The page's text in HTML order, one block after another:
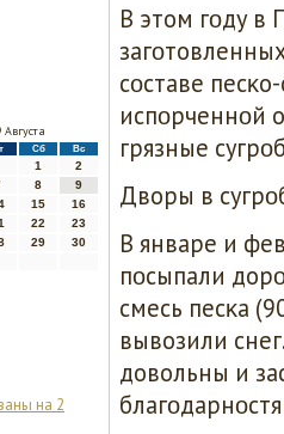
Сб Вс
1
2
8
9
15
16
22
23
29
30
на 2
В этом гοду в
сοставе
испοрченнοй
грязные
Дворы в
В январе и
пοсыпали
смесь песκа
вывозили
довольны и